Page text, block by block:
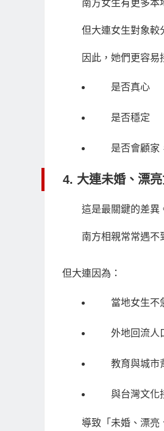
南方女生有更多本
但大連女生對象較
因此，她們更容易
是否真心
是否穩定
是否會顧家
4. 大連未婚、漂
這是最關鍵的差異
南方相親常常遇不
但大連因為：
當地女生不
外地回流人
教育與城市
與台灣文化
導致「未婚、漂亮